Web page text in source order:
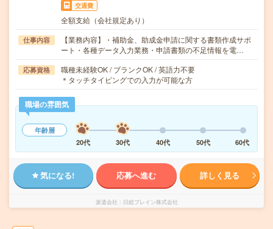
交通費
全額支給（会社規定あり）
仕事内容
【業務内容】・補助金、助成金申請に関する書類作成サポ
ート・各種データ入力業務・申請書類の不足情報を電…
応募資格
職種未経験OK / ブランクOK / 英語力不要
＊タッチタイピングでの入力が可能な方
職場の雰囲気
年齢層
20代
30代 40代 50代 60代
気になる! 応募へ進む 詳しく見る
派遣会社 日総ブレイン株式会社